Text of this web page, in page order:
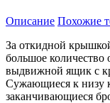
Описание Похожие
За откидной
большое
выдвижной ящик с
Сужающиеся к низу
заканчивающиеся